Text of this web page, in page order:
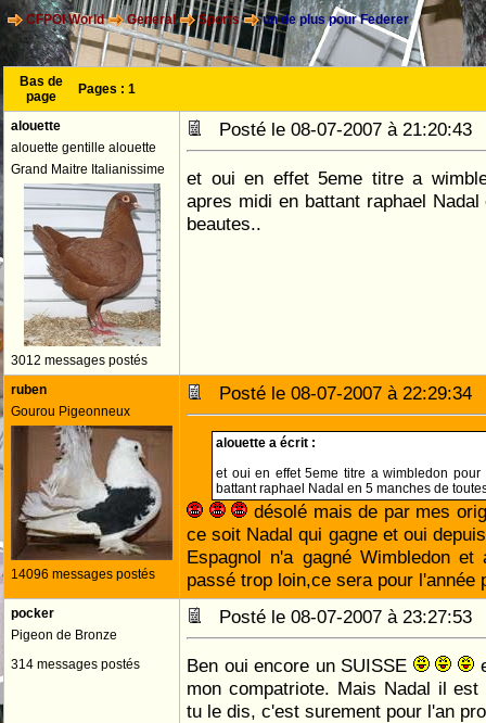
CFPOI World General Sports un de plus pour Federer
Bas de
page
Pages : 1
alouette
alouette gentille alouette
Grand Maitre Italianissime
3012 messages postés
Posté le 08-07-2007 à
et oui en effet 5eme titre a
apres midi en battant raphael
beautes..
ruben
Gourou Pigeonneux
14096 messages postés
Posté le 08-07-2007 à
alouette a écrit :
et oui en effet 5eme titre a wimbledon
battant raphael Nadal en 5 manches de
désolé mais de par mes
ce soit Nadal qui gagne et oui
Espagnol n'a gagné Wimbledon
passé trop loin,ce sera pour l'année
pocker
Pigeon de Bronze
314 messages postés
Posté le 08-07-2007 à
Ben oui encore un SUISSE
mon compatriote. Mais Nadal il
tu le dis, c'est surement pour l'an